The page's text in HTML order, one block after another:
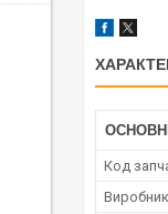
Код
Виробник